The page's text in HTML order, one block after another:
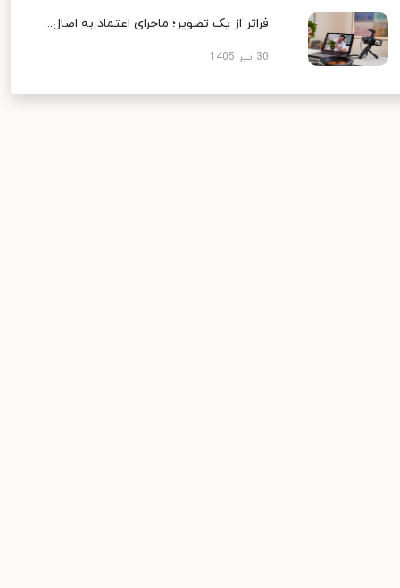
فراتر از یک تصویر؛ ماجرای اعتماد به اصال...
30 تیر 1405